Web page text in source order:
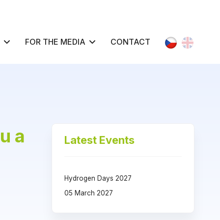
FOR THE MEDIA CONTACT Select your
a Latest Events
Hydrogen Days 2027
05 March 2027